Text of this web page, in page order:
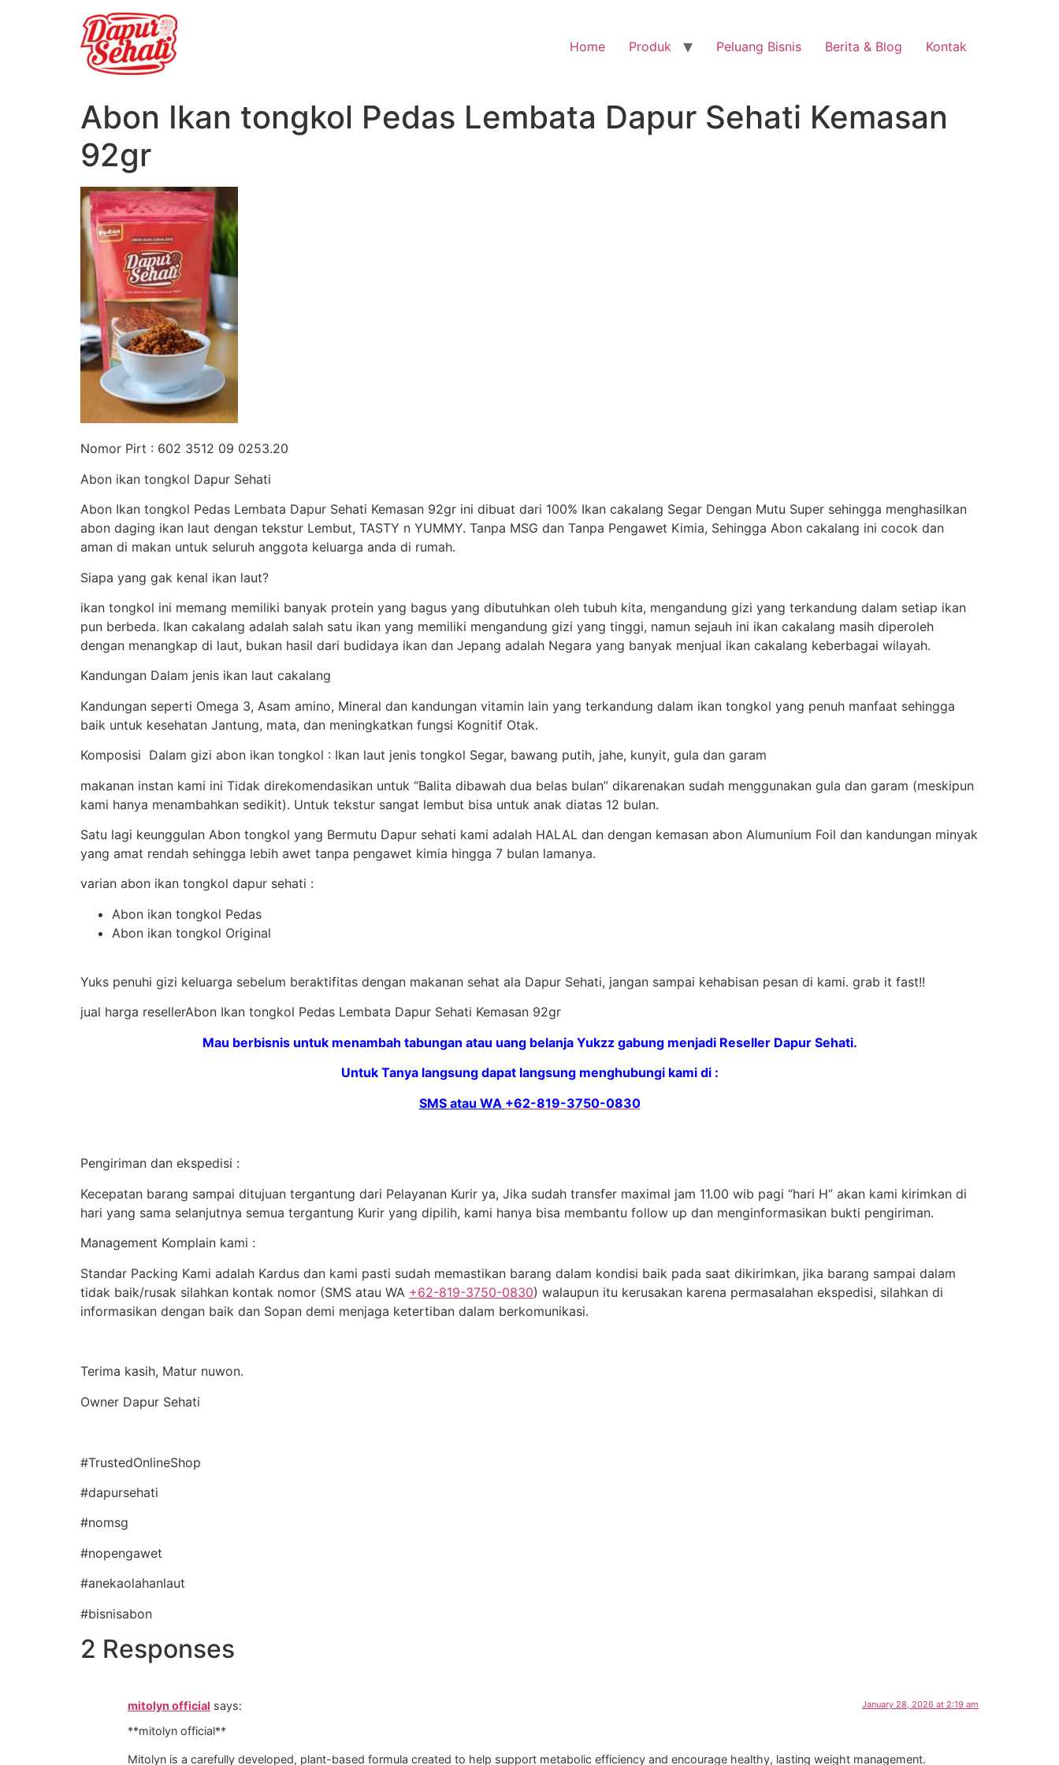
Home Produk Peluang Bisnis Berita & Blog Kontak
Abon Ikan tongkol Pedas Lembata Dapur Sehati Kemasan
92gr
Nomor Pirt : 602 3512 09 0253.20
Abon ikan tongkol Dapur Sehati
Abon Ikan tongkol Pedas Lembata Dapur Sehati Kemasan 92gr ini dibuat dari 100% Ikan cakalang Segar Dengan Mutu Super sehingga menghasilkan
abon daging ikan laut dengan tekstur Lembut, TASTY n YUMMY. Tanpa MSG dan Tanpa Pengawet Kimia, Sehingga Abon cakalang ini cocok dan
aman di makan untuk seluruh anggota keluarga anda di rumah.
Siapa yang gak kenal ikan laut?
ikan tongkol ini memang memiliki banyak protein yang bagus yang dibutuhkan oleh tubuh kita, mengandung gizi yang terkandung dalam setiap ikan
pun berbeda. Ikan cakalang adalah salah satu ikan yang memiliki mengandung gizi yang tinggi, namun sejauh ini ikan cakalang masih diperoleh
dengan menangkap di laut, bukan hasil dari budidaya ikan dan Jepang adalah Negara yang banyak menjual ikan cakalang keberbagai wilayah.
Kandungan Dalam jenis ikan laut cakalang
Kandungan seperti Omega 3, Asam amino, Mineral dan kandungan vitamin lain yang terkandung dalam ikan tongkol yang penuh manfaat sehingga
baik untuk kesehatan Jantung, mata, dan meningkatkan fungsi Kognitif Otak.
Komposisi Dalam gizi abon ikan tongkol : Ikan laut jenis tongkol Segar, bawang putih, jahe, kunyit, gula dan garam
makanan instan kami ini Tidak direkomendasikan untuk “Balita dibawah dua belas bulan” dikarenakan sudah menggunakan gula dan garam (meskipun
kami hanya menambahkan sedikit). Untuk tekstur sangat lembut bisa untuk anak diatas 12 bulan.
Satu lagi keunggulan Abon tongkol yang Bermutu Dapur sehati kami adalah HALAL dan dengan kemasan abon Alumunium Foil dan kandungan minyak
yang amat rendah sehingga lebih awet tanpa pengawet kimia hingga 7 bulan lamanya.
varian abon ikan tongkol dapur sehati :
Abon ikan tongkol Pedas
Abon ikan tongkol Original
Yuks penuhi gizi keluarga sebelum beraktifitas dengan makanan sehat ala Dapur Sehati, jangan sampai kehabisan pesan di kami. grab it fast!!
jual harga resellerAbon Ikan tongkol Pedas Lembata Dapur Sehati Kemasan 92gr
Mau berbisnis untuk menambah tabungan atau uang belanja Yukzz gabung menjadi Reseller Dapur Sehati.
Untuk Tanya langsung dapat langsung menghubungi kami di :
SMS atau WA +62-819-3750-0830
Pengiriman dan ekspedisi :
Kecepatan barang sampai ditujuan tergantung dari Pelayanan Kurir ya, Jika sudah transfer maximal jam 11.00 wib pagi “hari H” akan kami kirimkan di
hari yang sama selanjutnya semua tergantung Kurir yang dipilih, kami hanya bisa membantu follow up dan menginformasikan bukti pengiriman.
Management Komplain kami :
Standar Packing Kami adalah Kardus dan kami pasti sudah memastikan barang dalam kondisi baik pada saat dikirimkan, jika barang sampai dalam
tidak baik/rusak silahkan kontak nomor (SMS atau WA +62-819-3750-0830) walaupun itu kerusakan karena permasalahan ekspedisi, silahkan di
informasikan dengan baik dan Sopan demi menjaga ketertiban dalam berkomunikasi.
Terima kasih, Matur nuwon.
Owner Dapur Sehati
#TrustedOnlineShop
#dapursehati
#nomsg
#nopengawet
#anekaolahanlaut
#bisnisabon
2 Responses
mitolyn official says: January 28, 2026 at 2:19 am
**mitolyn official**
Mitolyn is a carefully developed, plant-based formula created to help support metabolic efficiency and encourage healthy, lasting weight management.